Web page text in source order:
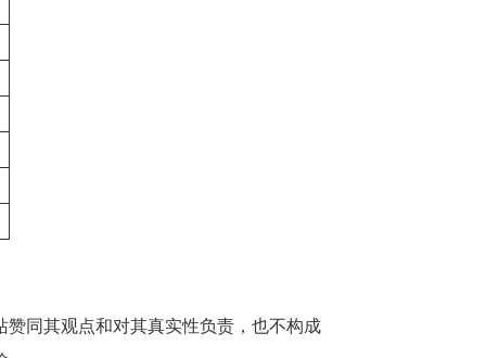
同其观点和对其真实性负责，也不构成